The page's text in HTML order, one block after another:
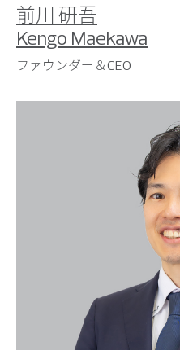
前川 研吾
Kengo Maekawa
ファウンダー＆CEO